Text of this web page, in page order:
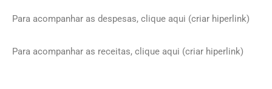
Para acompanhar as despesas, clique aqui (criar hiperlink)
Para acompanhar as receitas, clique aqui (criar hiperlink)